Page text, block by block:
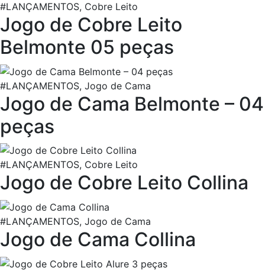
#LANÇAMENTOS, Cobre Leito
Jogo de Cobre Leito
Belmonte 05 peças
#LANÇAMENTOS, Jogo de Cama
Jogo de Cama Belmonte – 04
peças
#LANÇAMENTOS, Cobre Leito
Jogo de Cobre Leito Collina
#LANÇAMENTOS, Jogo de Cama
Jogo de Cama Collina